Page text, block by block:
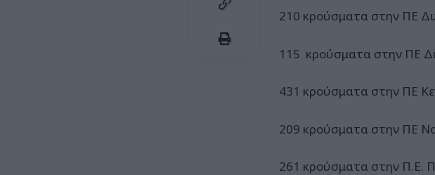
210 κρούσματα στην ΠΕ
115 κρούσματα στην ΠΕ
431 κρούσματα στην ΠΕ
209 κρούσματα στην ΠΕ
261 κρούσματα στην Π.Ε.